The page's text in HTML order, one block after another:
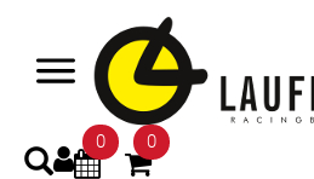
0 0